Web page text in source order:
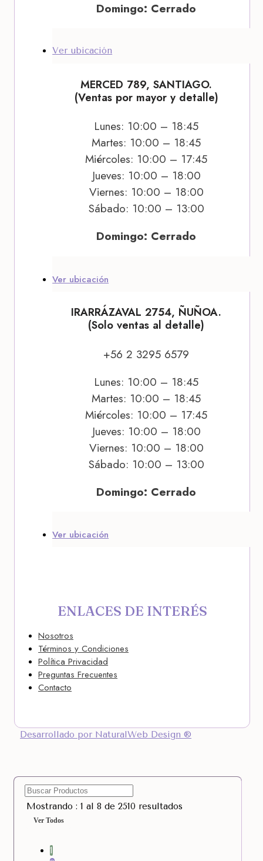
Domingo: Cerrado
Ver ubicación
MERCED 789, SANTIAGO.
(Ventas por mayor y detalle)
Lunes: 10:00 – 18:45
Martes: 10:00 – 18:45
Miércoles: 10:00 – 17:45
Jueves: 10:00 – 18:00
Viernes: 10:00 – 18:00
Sábado: 10:00 – 13:00
Domingo: Cerrado
Ver ubicación
IRARRÁZAVAL 2754, ÑUÑOA.
(Solo ventas al detalle)
+56 2 3295 6579
Lunes: 10:00 – 18:45
Martes: 10:00 – 18:45
Miércoles: 10:00 – 17:45
Jueves: 10:00 – 18:00
Viernes: 10:00 – 18:00
Sábado: 10:00 – 13:00
Domingo: Cerrado
Ver ubicación
ENLACES DE INTERÉS
Nosotros
Términos y Condiciones
Política Privacidad
Preguntas Frecuentes
Contacto
Desarrollado por NaturalWeb Design ®
Mostrando : 1 al 8 de 2510 resultados
Ver Todos
1